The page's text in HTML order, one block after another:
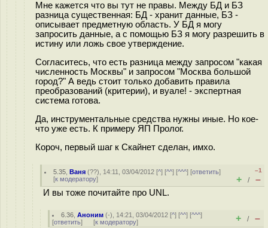
Мне кажется что вы тут не правы. Между БД и БЗ
разница существенная: БД - хранит данные, БЗ -
описывает предметную область. У БД я могу
запросить данные, а с помощью БЗ я могу разрешить в
истину или ложь свое утверждение.
Согласитесь, что есть разница между запросом "какая
численность Москвы" и запросом "Москва большой
город?" А ведь стоит только добавить правила
преобразований (критерии), и вуале! - экспертная
система готова.
Да, инструментальные средства нужны иные. Но кое-
что уже есть. К примеру ЯП Пролог.
Короч, первый шаг к Скайнет сделан, имхо.
5.35 ,Ваня (??), 14:11, 03/04/2012 [^] [^^] [^^^] [ответить]
[к модератору]
–1
+ / –
И вы тоже почитайте про UNL.
6.36 ,Аноним (-), 14:21, 03/04/2012 [^] [^^] [^^^]
[ответить] [к модератору] + / –